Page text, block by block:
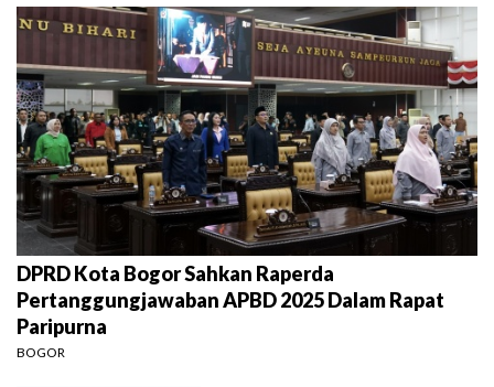
DPRD Kota Bogor Sahkan Raperda
Pertanggungjawaban APBD 2025 Dalam Rapat
Paripurna
BOGOR